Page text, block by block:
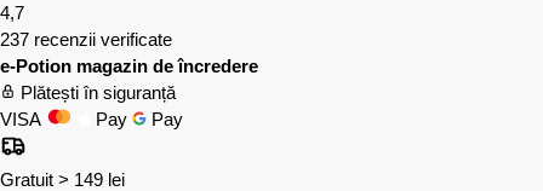
4,7
237 recenzii verificate
e-Potion magazin de încredere
Plătești în siguranță
VISA
Pay Pay
Gratuit > 149 lei